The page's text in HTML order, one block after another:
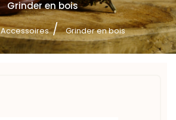
Grinder en bois
Accessoires Grinder en bois